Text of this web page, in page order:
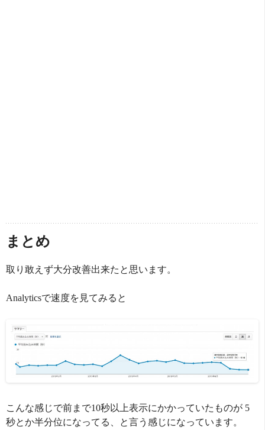
まとめ
取り敢えず大分改善出来たと思います。
Analyticsで速度を見てみると
こんな感じで前まで10秒以上表示にかかっていたものが 5
秒とか半分位になってる、と言う感じになっています。